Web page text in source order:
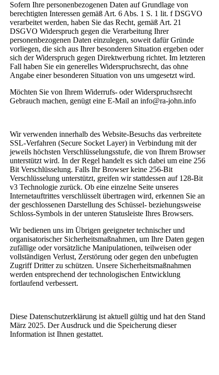
Sofern Ihre personenbezogenen Daten auf Grundlage von
berechtigten Interessen gemäß Art. 6 Abs. 1 S. 1 lit. f DSGVO
verarbeitet werden, haben Sie das Recht, gemäß Art. 21
DSGVO Widerspruch gegen die Verarbeitung Ihrer
personenbezogenen Daten einzulegen, soweit dafür Gründe
vorliegen, die sich aus Ihrer besonderen Situation ergeben oder
sich der Widerspruch gegen Direktwerbung richtet. Im letzteren
Fall haben Sie ein generelles Widerspruchsrecht, das ohne
Angabe einer besonderen Situation von uns umgesetzt wird.
Möchten Sie von Ihrem Widerrufs- oder Widerspruchsrecht
Gebrauch machen, genügt eine E-Mail an info@ra-john.info
Wir verwenden innerhalb des Website-Besuchs das verbreitete
SSL-Verfahren (Secure Socket Layer) in Verbindung mit der
jeweils höchsten Verschlüsselungsstufe, die von Ihrem Browser
unterstützt wird. In der Regel handelt es sich dabei um eine 256
Bit Verschlüsselung. Falls Ihr Browser keine 256-Bit
Verschlüsselung unterstützt, greifen wir stattdessen auf 128-Bit
v3 Technologie zurück. Ob eine einzelne Seite unseres
Internetauftrittes verschlüsselt übertragen wird, erkennen Sie an
der geschlossenen Darstellung des Schüssel- beziehungsweise
Schloss-Symbols in der unteren Statusleiste Ihres Browsers.
Wir bedienen uns im Übrigen geeigneter technischer und
organisatorischer Sicherheitsmaßnahmen, um Ihre Daten gegen
zufällige oder vorsätzliche Manipulationen, teilweisen oder
vollständigen Verlust, Zerstörung oder gegen den unbefugten
Zugriff Dritter zu schützen. Unsere Sicherheitsmaßnahmen
werden entsprechend der technologischen Entwicklung
fortlaufend verbessert.
Diese Datenschutzerklärung ist aktuell gültig und hat den Stand
März 2025. Der Ausdruck und die Speicherung dieser
Information ist Ihnen gestattet.